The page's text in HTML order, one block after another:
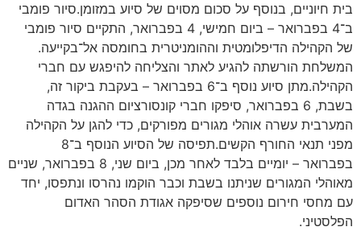
בית חיוניים, בנוסף על סכום מסוים של סיוע במזומן.סיור פומבי
ב־4 בפברואר – ביום חמישי, 4 בפברואר, התקיים סיור פומבי
של הקהילה הדיפלומטית וההומניטרית בחומסה אל־בקייעה.
המשלחת הורשתה להגיע לאתר והצליחה להיפגש עם חברי
הקהילה.מתן סיוע נוסף ב־6 בפברואר – בעקבת ביקור זה,
בשבת, 6 בפברואר, סיפקו חברי קונסורציום ההגנה בגדה
המערבית עשרה אוהלי מגורים מפורקים, כדי להגן על הקהילה
מפני תנאי החורף הקשים.תפיסה של הסיוע הנוסף ב־8
בפברואר – יומיים בלבד לאחר מכן, ביום שני, 8 בפברואר, שניים
מאוהלי המגורים שניתנו בשבת וכבר הוקמו נהרסו ונתפסו, יחד
עם מחסי חירום נוספים שסיפקה אגודת הסהר האדום
הפלסטיני.